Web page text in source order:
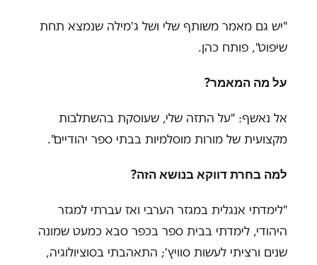
"יש גם מאמר משותף שלי ושל ג'מילה שנמצא תחת
שיפוט", פותח כהן.
על מה המאמר?
אל נאשף: "על התזה שלי, שעוסקת בהשתלבות
מקצועית של מורות מוסלמיות בבתי ספר יהודיים".
למה בחרת דווקא בנושא הזה?
"לימדתי אנגלית במגזר הערבי ואז עברתי למגזר
היהודי, לימדתי בבית ספר בכפר סבא כמעט שמונה
שנים ורציתי לעשות סוויץ'; התאהבתי בסוציולוגיה,